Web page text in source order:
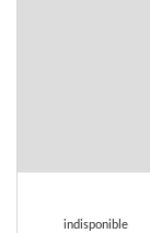
indisponible